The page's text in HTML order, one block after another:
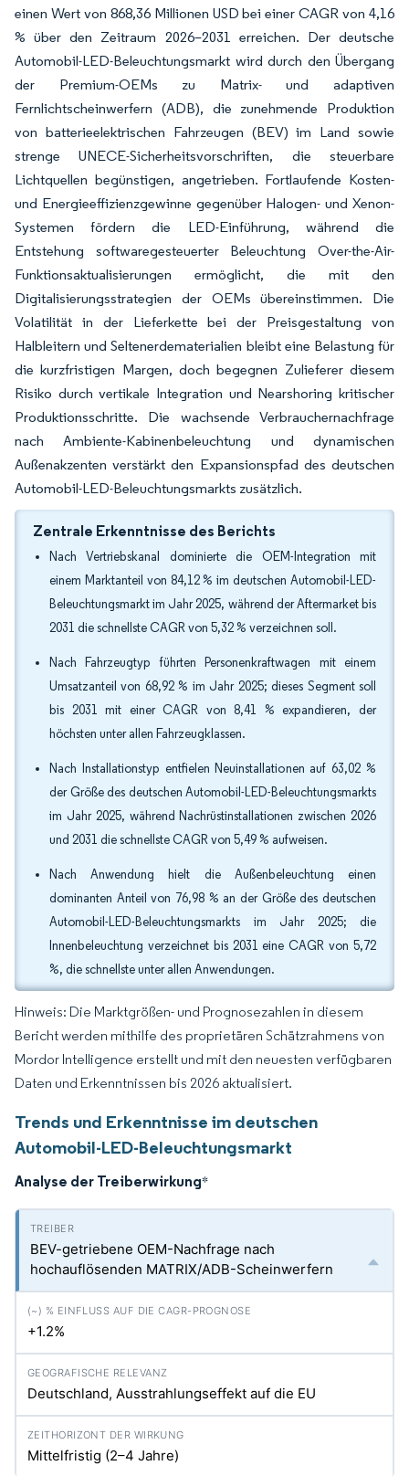
einen Wert von 868,36 Millionen USD bei einer CAGR von 4,16
% über den Zeitraum 2026–2031 erreichen. Der deutsche
Automobil-LED-Beleuchtungsmarkt wird durch den Übergang
der Premium-OEMs zu Matrix- und adaptiven
Fernlichtscheinwerfern (ADB), die zunehmende Produktion
von batterieelektrischen Fahrzeugen (BEV) im Land sowie
strenge UNECE-Sicherheitsvorschriften, die steuerbare
Lichtquellen begünstigen, angetrieben. Fortlaufende Kosten-
und Energieeffizienzgewinne gegenüber Halogen- und Xenon-
Systemen fördern die LED-Einführung, während die
Entstehung softwaregesteuerter Beleuchtung Over-the-Air-
Funktionsaktualisierungen ermöglicht, die mit den
Digitalisierungsstrategien der OEMs übereinstimmen. Die
Volatilität in der Lieferkette bei der Preisgestaltung von
Halbleitern und Seltenerdematerialien bleibt eine Belastung für
die kurzfristigen Margen, doch begegnen Zulieferer diesem
Risiko durch vertikale Integration und Nearshoring kritischer
Produktionsschritte. Die wachsende Verbrauchernachfrage
nach Ambiente-Kabinenbeleuchtung und dynamischen
Außenakzenten verstärkt den Expansionspfad des deutschen
Automobil-LED-Beleuchtungsmarkts zusätzlich.
Zentrale Erkenntnisse des Berichts
Nach Vertriebskanal dominierte die OEM-Integration mit
einem Marktanteil von 84,12 % im deutschen Automobil-LED-
Beleuchtungsmarkt im Jahr 2025, während der Aftermarket bis
2031 die schnellste CAGR von 5,32 % verzeichnen soll.
Nach Fahrzeugtyp führten Personenkraftwagen mit einem
Umsatzanteil von 68,92 % im Jahr 2025; dieses Segment soll
bis 2031 mit einer CAGR von 8,41 % expandieren, der
höchsten unter allen Fahrzeugklassen.
Nach Installationstyp entfielen Neuinstallationen auf 63,02 %
der Größe des deutschen Automobil-LED-Beleuchtungsmarkts
im Jahr 2025, während Nachrüstinstallationen zwischen 2026
und 2031 die schnellste CAGR von 5,49 % aufweisen.
Nach Anwendung hielt die Außenbeleuchtung einen
dominanten Anteil von 76,98 % an der Größe des deutschen
Automobil-LED-Beleuchtungsmarkts im Jahr 2025; die
Innenbeleuchtung verzeichnet bis 2031 eine CAGR von 5,72
%, die schnellste unter allen Anwendungen.
Hinweis: Die Marktgrößen- und Prognosezahlen in diesem
Bericht werden mithilfe des proprietären Schätzrahmens von
Mordor Intelligence erstellt und mit den neuesten verfügbaren
Daten und Erkenntnissen bis 2026 aktualisiert.
Trends und Erkenntnisse im deutschen
Automobil-LED-Beleuchtungsmarkt
Analyse der Treiberwirkung*
BEV-getriebene OEM-Nachfrage nach
hochauflösenden MATRIX/ADB-Scheinwerfern
+1.2%
Deutschland, Ausstrahlungseffekt auf die EU
Mittelfristig (2–4 Jahre)